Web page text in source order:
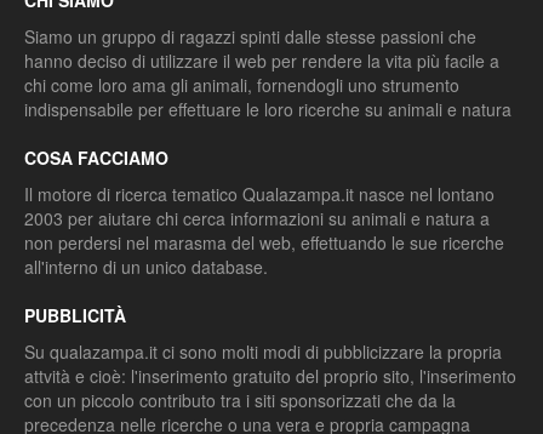
Siamo un gruppo di ragazzi spinti dalle stesse passioni che
hanno deciso di utilizzare il web per rendere la vita più facile a
chi come loro ama gli animali, fornendogli uno strumento
indispensabile per effettuare le loro ricerche su animali e natura
COSA FACCIAMO
Il motore di ricerca tematico Qualazampa.it nasce nel lontano
2003 per aiutare chi cerca informazioni su animali e natura a
non perdersi nel marasma del web, effettuando le sue ricerche
all'interno di un unico database.
PUBBLICITÀ
Su qualazampa.it ci sono molti modi di pubblicizzare la propria
attvità e cioè: l'inserimento gratuito del proprio sito, l'inserimento
con un piccolo contributo tra i siti sponsorizzati che da la
precedenza nelle ricerche o una vera e propria campagna